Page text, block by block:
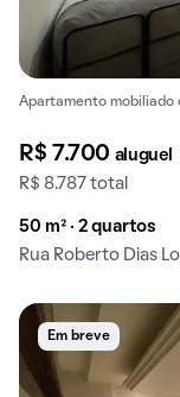
Apartamento mobiliado
R$ 7.700 aluguel
R$ 8.787 total
50 m² · 2 quartos
Rua Roberto Dias
Em breve